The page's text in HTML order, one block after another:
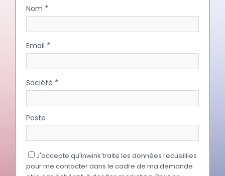
Nom *
Email *
Société *
Poste
J'accepte qu'inwink traite les données recueillies
pour me contacter dans le cadre de ma demande